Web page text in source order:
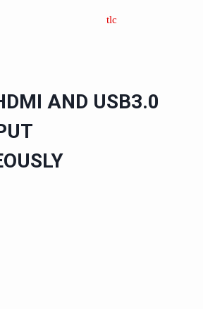
AND USB3.0